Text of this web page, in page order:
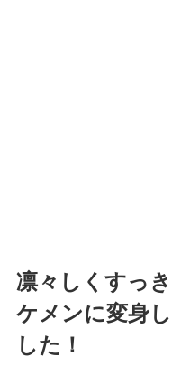
凛々しくすっ
ケメンに変身
した！